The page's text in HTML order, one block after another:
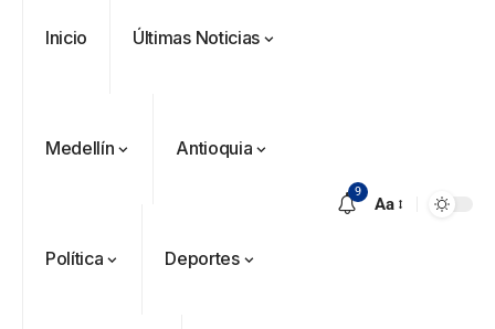
Inicio Últimas Noticias
Medellín Antioquia
Política Deportes
9
Aa